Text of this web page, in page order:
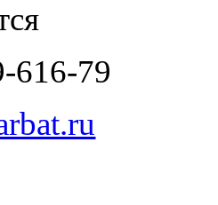
616-79